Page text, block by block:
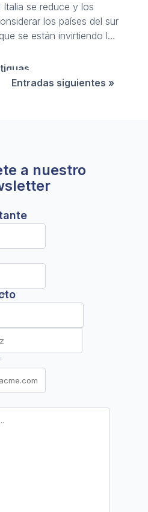
Italia se reduce y los
los países del sur
se están invirtiendo los
Entradas siguientes »
a nuestro
*